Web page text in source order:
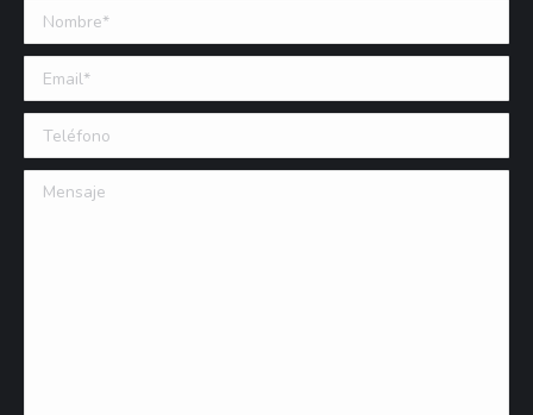
Nombre *
Email (requerido)
Teléfono
Mensaje